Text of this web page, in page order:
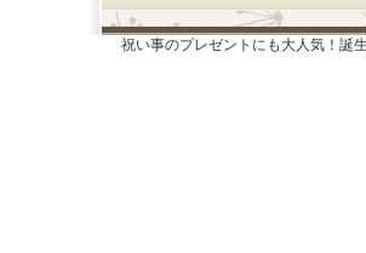
祝い事のプレゼントにも大人気！誕